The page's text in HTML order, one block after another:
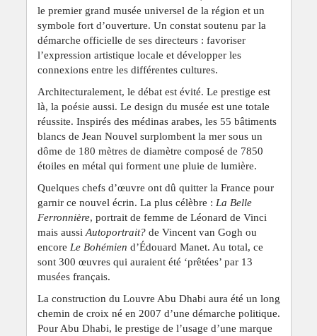
le premier grand musée universel de la région et un
symbole fort d’ouverture. Un constat soutenu par la
démarche officielle de ses directeurs : favoriser
l’expression artistique locale et développer les
connexions entre les différentes cultures.
Architecturalement, le débat est évité. Le prestige est
là, la poésie aussi. Le design du musée est une totale
réussite. Inspirés des médinas arabes, les 55 bâtiments
blancs de Jean Nouvel surplombent la mer sous un
dôme de 180 mètres de diamètre composé de 7850
étoiles en métal qui forment une pluie de lumière.
Quelques chefs d’œuvre ont dû quitter la France pour
garnir ce nouvel écrin. La plus célèbre : La Belle
Ferronnière, portrait de femme de Léonard de Vinci
mais aussi Autoportrait?de Vincent van Gogh ou
encore Le Bohémien d’Édouard Manet. Au total, ce
sont 300 œuvres qui auraient été ‘prêtées’ par 13
musées français.
La construction du Louvre Abu Dhabi aura été un long
chemin de croix né en 2007 d’une démarche politique.
Pour Abu Dhabi, le prestige de l’usage d’une marque